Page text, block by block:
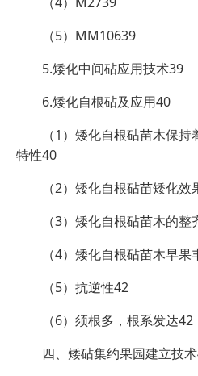
（5）MM10639
5.矮化中间砧应用技术39
6.矮化自根砧及应用40
（1）矮化自根砧苗木保
特性40
（2）矮化自根砧苗矮化效
（3）矮化自根砧苗木的整
（4）矮化自根砧苗木早果
（5）抗逆性42
（6）须根多，根系发达42
四、矮砧集约果园建立技